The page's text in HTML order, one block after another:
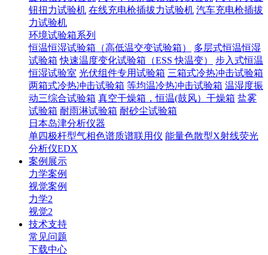
钮扭力试验机 在线充电枪插拔力试验机 汽车充电枪插拔
力试验机
环境试验箱系列
恒温恒湿试验箱（高低温交变试验箱）
多层式恒温恒湿
试验箱 快速温度变化试验箱（ESS 快温变）
步入式恒温
恒湿试验室 光伏组件专用试验箱 三箱式冷热冲击试验箱
两箱式冷热冲击试验箱 等均温冷热冲击试验箱 温湿度振
动三综合试验箱 真空干燥箱，恒温(鼓风）干燥箱 盐雾
试验箱 耐雨淋试验箱 耐砂尘试验箱
日本岛津分析仪器
单四极杆型气相色谱质谱联用仪 能量色散型X射线荧光
分析仪EDX
案例展示
力学案例
视觉案例
力学2
视觉2
技术支持
常见问题
下载中心